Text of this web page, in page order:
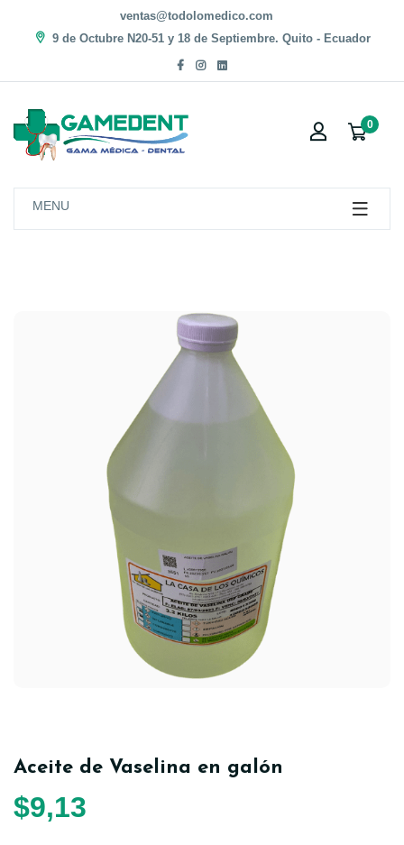
ventas@todolomedico.com
9 de Octubre N20-51 y 18 de Septiembre. Quito - Ecuador
0
MENU
Aceite de Vaselina en galón
$9,13